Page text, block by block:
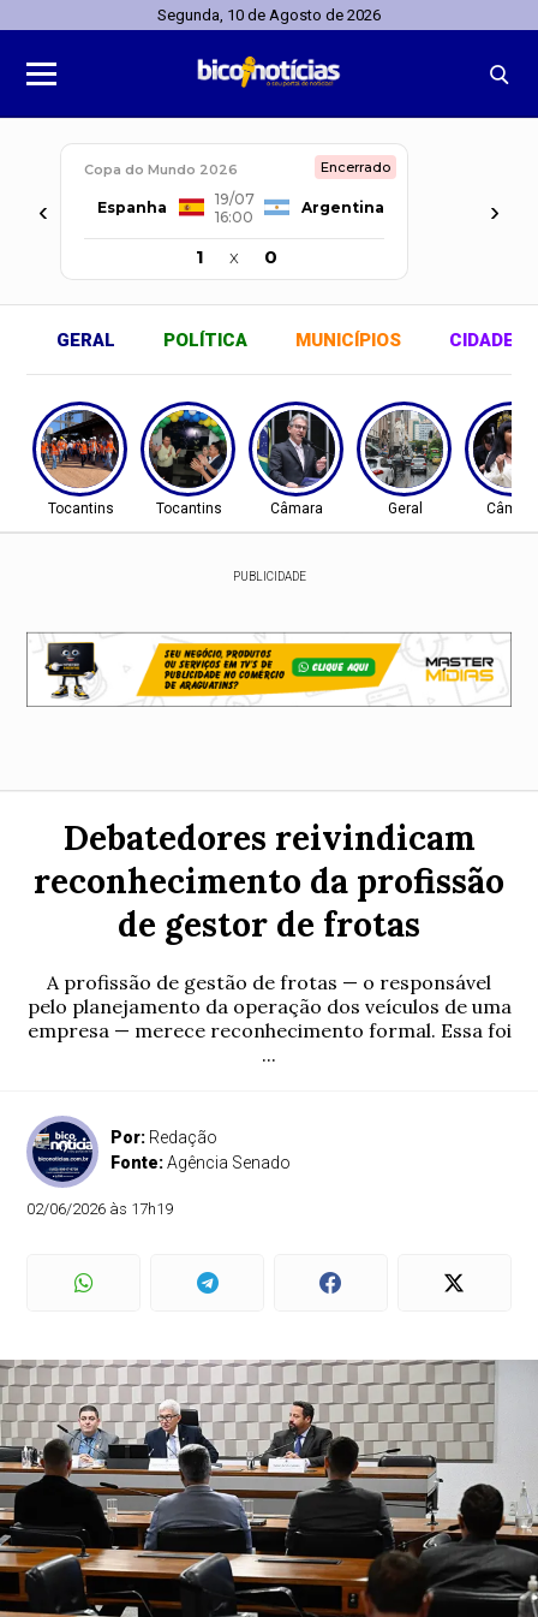
Segunda, 10 de Agosto de 2026
‹
Copa do Mundo 2026 Encerrado
Espanha
19/07
16:00
Argentina
1 x 0
›
GERAL POLÍTICA MUNICÍPIOS CIDADES
Tocantins Tocantins Câmara Geral
PUBLICIDADE
Debatedores reivindicam
reconhecimento da profissão
de gestor de frotas
A profissão de gestão de frotas — o responsável
pelo planejamento da operação dos veículos de uma
empresa — merece reconhecimento formal. Essa foi
...
Por: Redação
Fonte:Agência Senado
02/06/2026 às 17h19